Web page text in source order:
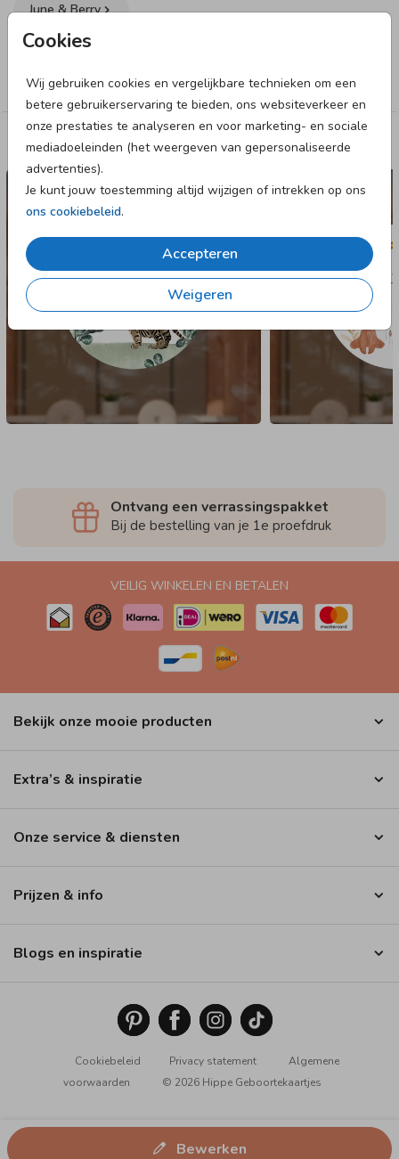
Cookies
Wij gebruiken cookies en vergelijkbare technieken om een
betere gebruikerservaring te bieden, ons websiteverkeer en
onze prestaties te analyseren en voor marketing- en sociale
mediadoeleinden (het weergeven van gepersonaliseerde
advertenties).
Je kunt jouw toestemming altijd wijzigen of intrekken op ons
ons cookiebeleid.
Accepteren
Weigeren
June & Berry
Muurcirkel
Deze designs vind je misschien ook leuk
Bewerken
Ontvang een verrassingspakket
Bij de bestelling van je 1e proefdruk
VEILIG WINKELEN EN BETALEN
Bekijk onze mooie producten
Extra’s & inspiratie
Onze service & diensten
Prijzen & info
Blogs en inspiratie
Cookiebeleid Privacy statement
Algemene
voorwaarden
© 2026 Hippe Geboortekaartjes